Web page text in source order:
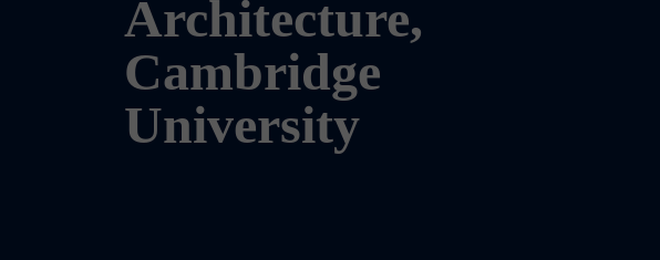
Architecture,
Cambridge
University